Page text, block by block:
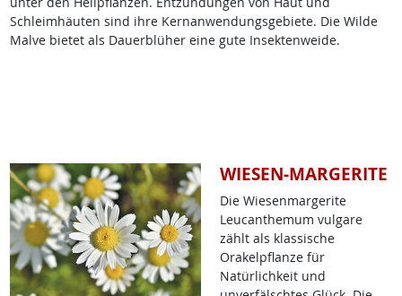
Schleimhäuten sind ihre Kernanwendungsgebiete. Die Wilde
Malve bietet als Dauerblüher eine gute Insektenweide.
WIESEN-MARGERITE
Die Wiesenmargerite
Leucanthemum vulgare
zählt als klassische
Orakelpflanze für
Natürlichkeit und